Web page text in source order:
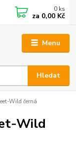
Menu
Hledat
0 ks
za 0,00 Kč
Wild černá
Wild